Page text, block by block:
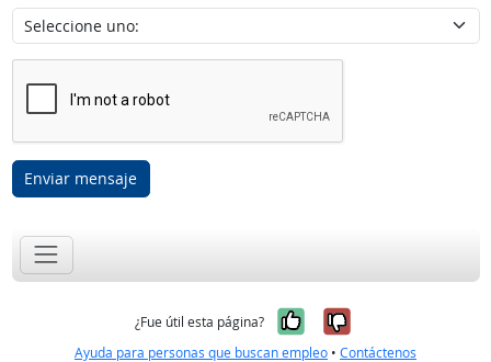
Enviar mensaje
¿Fue útil esta página? Sí, fue útil
No, no fue
Ayuda para personas que buscan empleo • Contáctenos